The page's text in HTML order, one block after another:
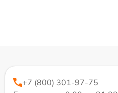
+7 (800) 301-97-75